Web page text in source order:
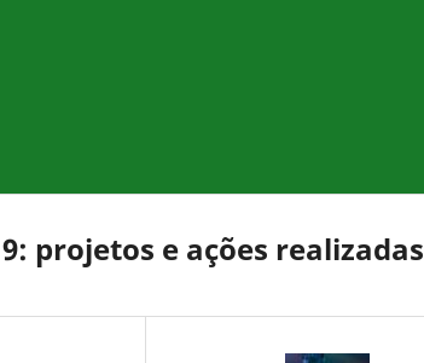
projetos e ações realizadas